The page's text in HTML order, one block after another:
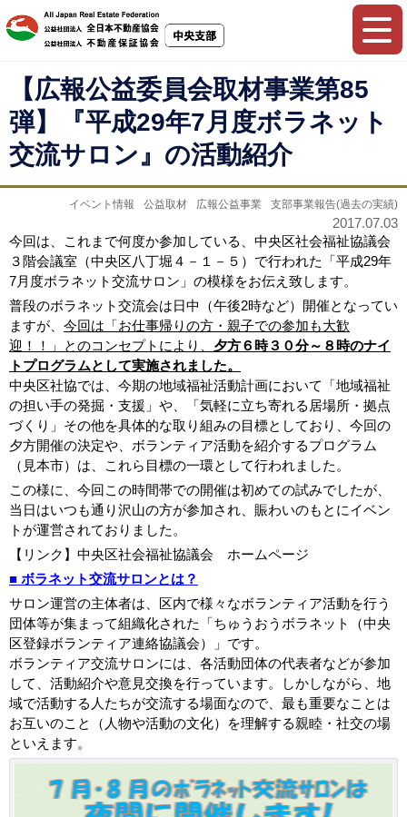
【広報公益委員会取材事業第85
弾】『平成29年7月度ボラネット
交流サロン』の活動紹介
イベント情報 公益取材 広報公益事業 支部事業報告(過去の実績)
2017.07.03
今回は、これまで何度か参加している、中央区社会福祉協議会
３階会議室（中央区八丁堀４－１－５）で行われた「平成29年
7月度ボラネット交流サロン」の模様をお伝え致します。
普段のボラネット交流会は日中（午後2時など）開催となってい
ますが、 今回は「お仕事帰りの方・親子での参加も大歓
迎！！」とのコンセプトにより、 夕方６時３０分～８時のナイ
トプログラムとして実施されました。
中央区社協では、今期の地域福祉活動計画において「地域福祉
の担い手の発掘・支援」や、「気軽に立ち寄れる居場所・拠点
づくり」その他を具体的な取り組みの目標としており、今回の
夕方開催の決定や、ボランティア活動を紹介するプログラム
（見本市）は、これら目標の一環として行われました。
この様に、今回この時間帯での開催は初めての試みでしたが、
当日はいつも通り沢山の方が参加され、賑わいのもとにイベン
トが運営されておりました。
【リンク】中央区社会福祉協議会 ホームページ
■ ボラネット交流サロンとは？
サロン運営の主体者は、区内で様々なボランティア活動を行う
団体等が集まって組織化された「ちゅうおうボラネット（中央
区登録ボランティア連絡協議会）」です。
ボランティア交流サロンには、各活動団体の代表者などが参加
して、活動紹介や意見交換を行っています。しかしながら、地
域で活動する人たちが交流する場面なので、最も重要なことは
お互いのこと（人物や活動の文化）を理解する親睦・社交の場
といえます。